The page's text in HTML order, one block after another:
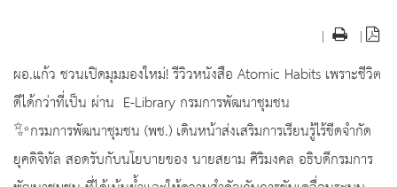
| |
ผอ.แก้ว ชวนเปิดมุมมองใหม่! รีวิวหนังสือ Atomic Habits เพราะชีวิต
ดีได้กว่าที่เป็น ผ่าน E-Library กรมการพัฒนาชุมชน
✨กรมการพัฒนาชุมชน (พช.) เดินหน้าส่งเสริมการเรียนรู้ไร้ขีดจำกัด
ยุคดิจิทัล สอดรับกับนโยบายของ นายสยาม ศิริมงคล อธิบดีกรมการ